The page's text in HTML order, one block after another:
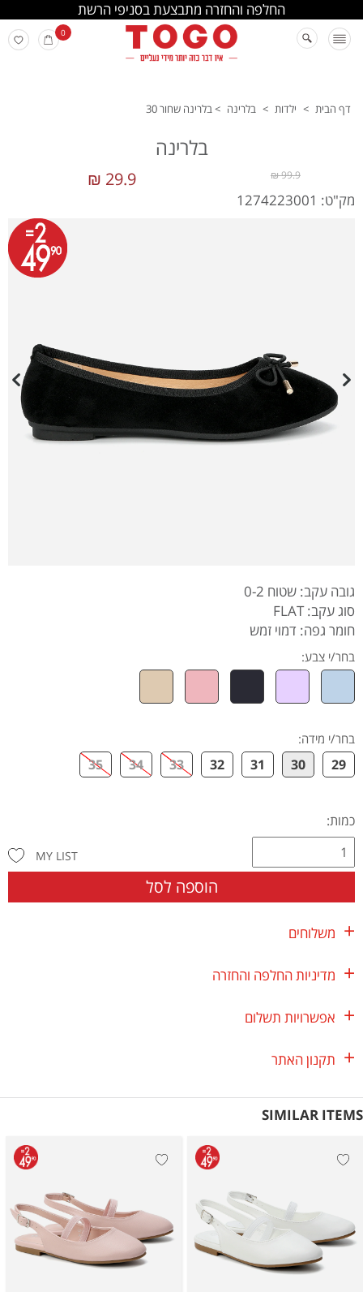
החלפה והחזרה מתבצעת בסניפי הרשת
0
דף הבית > ילדות > בלרינה >בלרינה שחור 30
בלרינה
29.9 ₪ 99.9 ₪
מק"ט: 1274223001
גובה עקב: שטוח 0-2
סוג עקב: FLAT
חומר גפה: דמוי זמש
בחר/י צבע:
בחר/י מידה:
29
30
31
32
33
34
35
כמות:
הוספה לסל
MY LIST
משלוחים
מדיניות החלפה והחזרה
אפשרויות תשלום
תקנון האתר
SIMILAR ITEMS